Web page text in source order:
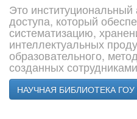
Это институциональный
доступа, который
систематизацию,
интеллектуальных
образовательного,
созданных
НАУЧНАЯ БИБЛИОТЕКА ГОУ